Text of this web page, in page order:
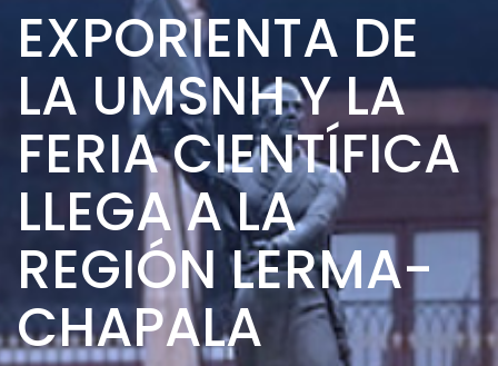
EXPORIENTA DE
LA UMSNH Y LA
FERIA CIENTÍFICA
LLEGA A LA
REGIÓN LERMA-
CHAPALA